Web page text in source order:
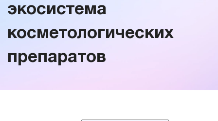
и
н
а
р
экосистема
косметологических
препаратов